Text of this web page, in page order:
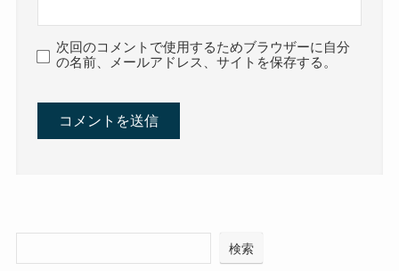
次回のコメントで使用するためブラウザーに自分
の名前、メールアドレス、サイトを保存する。
検索